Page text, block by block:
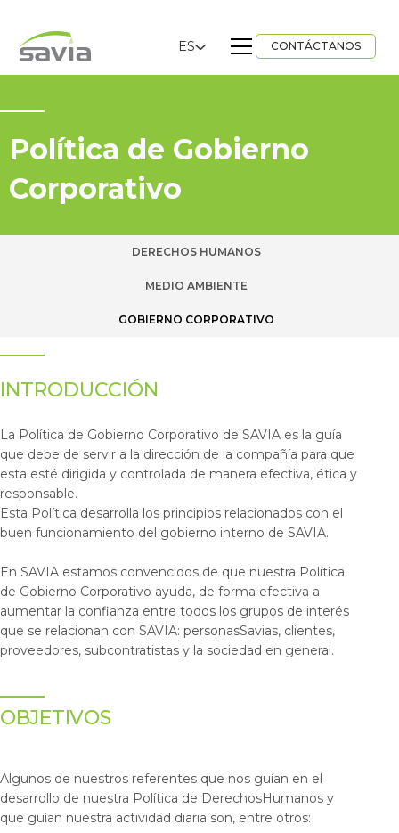
ES CONTÁCTANOS
Política de Gobierno
Corporativo
DERECHOS HUMANOS
MEDIO AMBIENTE
GOBIERNO CORPORATIVO
INTRODUCCIÓN
La Política de Gobierno Corporativo de SAVIA es la guía
que debe de servir a la dirección de la compañía para que
esta esté dirigida y controlada de manera efectiva, ética y
responsable.
Esta Política desarrolla los principios relacionados con el
buen funcionamiento del gobierno interno de SAVIA.
En SAVIA estamos convencidos de que nuestra Política
de Gobierno Corporativo ayuda, de forma efectiva a
aumentar la confianza entre todos los grupos de interés
que se relacionan con SAVIA: personasSavias, clientes,
proveedores, subcontratistas y la sociedad en general.
OBJETIVOS
Algunos de nuestros referentes que nos guían en el
desarrollo de nuestra Política de DerechosHumanos y
que guían nuestra actividad diaria son, entre otros: